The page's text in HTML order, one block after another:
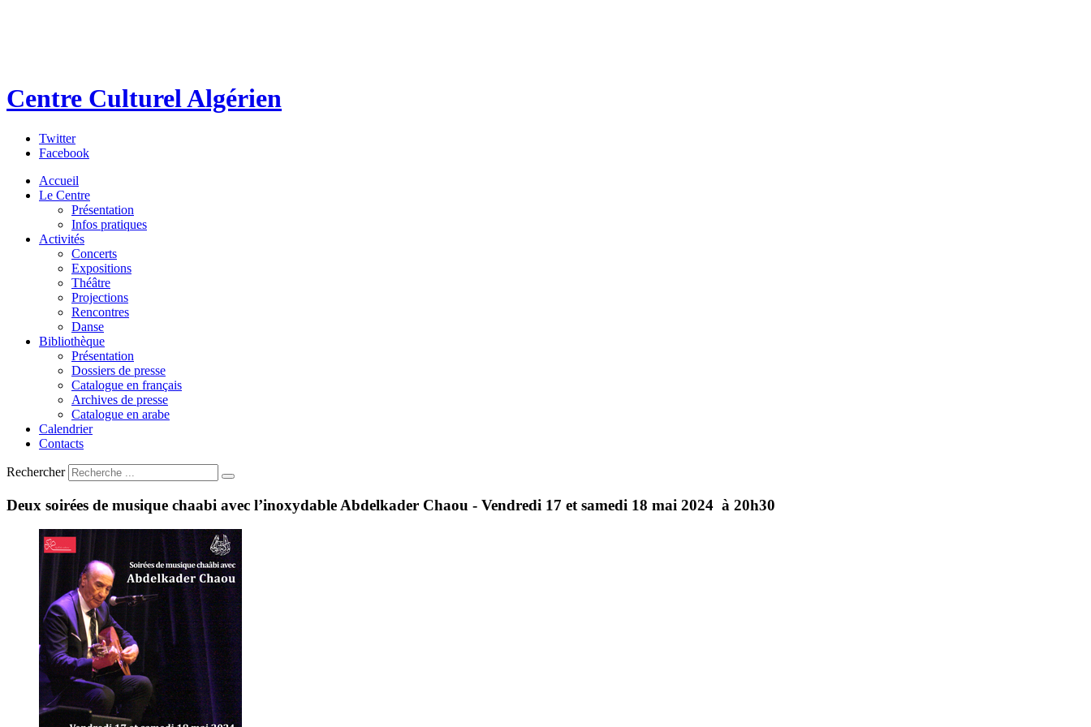
Centre Culturel Algérien
Twitter
Facebook
Accueil
Le Centre
Présentation
Infos pratiques
Activités
Concerts
Expositions
Théâtre
Projections
Rencontres
Danse
Bibliothèque
Présentation
Dossiers de presse
Catalogue en français
Archives de presse
Catalogue en arabe
Calendrier
Contacts
Rechercher
Deux soirées de musique chaabi avec l’inoxydable Abdelkader Chaou - Vendredi 17 et samedi 18 mai 2024 à 20h30